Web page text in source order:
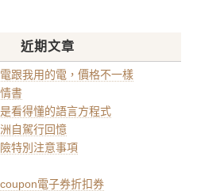
近期文章
跟我用的電，價格不一樣
書
看得懂的語言方程式
自駕行回憶
特別注意事項
電子券折扣券